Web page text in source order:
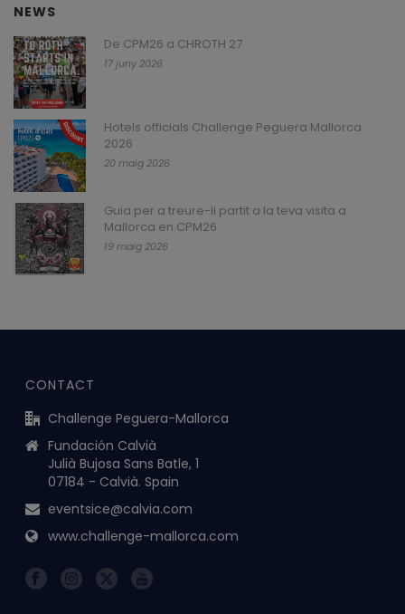
NEWS
De CPM26 a CHROTH 27
17 juny 2026
Hotels officials Challenge Peguera Mallorca
2026
20 maig 2026
Guia per a treure-li partit a la teva visita a
Mallorca en CPM26
19 maig 2026
CONTACT
Challenge Peguera-Mallorca
Fundación Calvià
Julià Bujosa Sans Batle, 1
07184 - Calvià. Spain
eventsice@calvia.com
www.challenge-mallorca.com